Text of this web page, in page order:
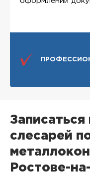
слесарей
Ростове-